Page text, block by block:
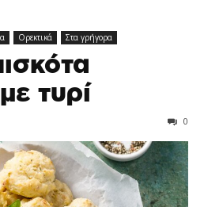
Ορεκτικά Στα γρήγορα
τυρί
0